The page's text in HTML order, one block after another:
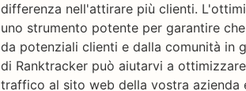
differenza nell'attirare più clienti.
uno strumento potente per garantire
da potenziali clienti e dalla comunità in
di Ranktracker può aiutarvi a
traffico al sito web della vostra azienda